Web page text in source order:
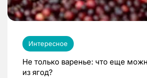
Интересное
Не только варенье: что еще
из ягод?